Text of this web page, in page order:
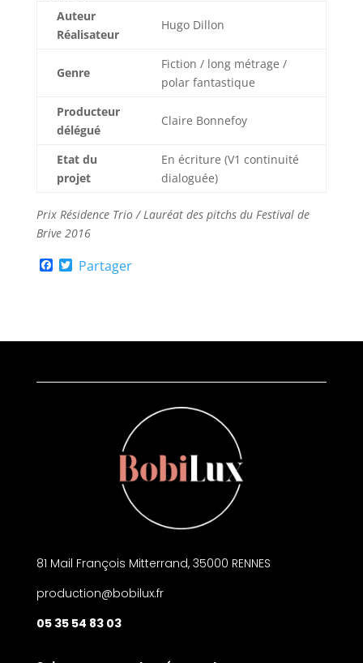
Auteur
Réalisateur
Hugo Dillon
Genre
Fiction / long métrage /
polar fantastique
Producteur
délégué
Claire Bonnefoy
Etat du
projet
En écriture (V1 continuité
dialoguée)
Prix Résidence Trio / Lauréat des pitchs du Festival de
Brive 2016
F
o
T
r
Partager
81 Mail François Mitterrand, 35000 RENNES
production@bobilux.fr
05 35 54 83 03